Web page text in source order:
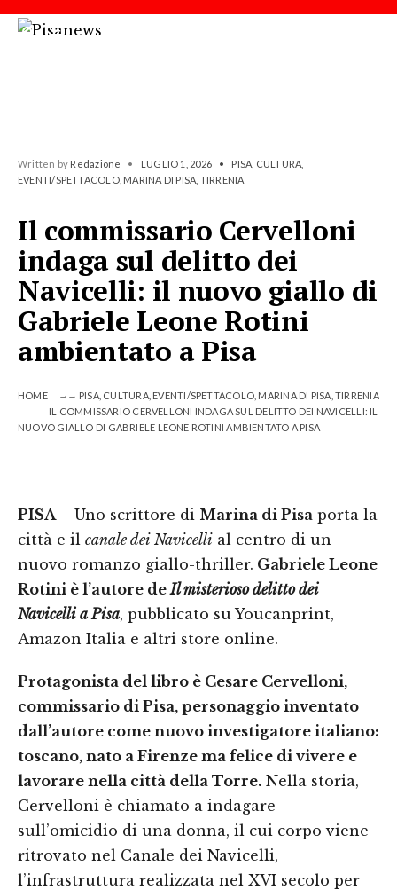
Written by Redazione • LUGLIO 1, 2026 • PISA CULTURA
EVENTI/SPETTACOLO, MARINA DI PISA TIRRENIA
Il commissario Cervelloni
indaga sul delitto dei
Navicelli: il nuovo giallo di
Gabriele Leone Rotini
ambientato a Pisa
HOME PISA, CULTURA, EVENTI/SPETTACOLO, MARINA DI PISA TIRRENIA
IL COMMISSARIO CERVELLONI INDAGA SUL DELITTO DEI NAVICELLI: IL
NUOVO GIALLO DI GABRIELE LEONE ROTINI AMBIENTATO A PISA
PISA– Uno scrittore di Marina di Pisa porta la
città e il canale dei Navicelli al centro di un
nuovo romanzo giallo-thriller. Gabriele Leone
Rotini è l’autore deIl misterioso delitto dei
Navicelli a Pisa, pubblicato su Youcanprint,
Amazon Italia e altri store online.
Protagonista del libro è Cesare Cervelloni,
commissario di Pisa, personaggio inventato
dall’autore come nuovo investigatore italiano:
toscano, nato a Firenze ma felice di vivere e
lavorare nella città della Torre. Nella storia,
Cervelloni è chiamato a indagare
sull’omicidio di una donna, il cui corpo viene
ritrovato nel Canale dei Navicelli,
l’infrastruttura realizzata nel XVI secolo per